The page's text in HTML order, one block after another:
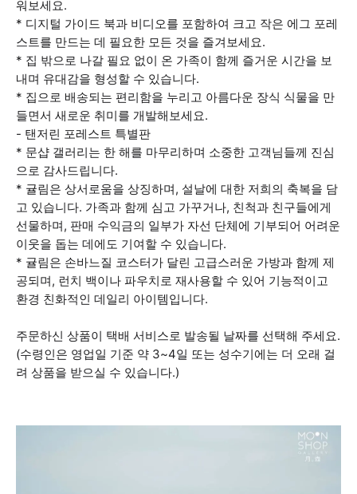
워보세요.
* 디지털 가이드 북과 비디오를 포함하여 크고 작은 에그 포레
스트를 만드는 데 필요한 모든 것을 즐겨보세요.
* 집 밖으로 나갈 필요 없이 온 가족이 함께 즐거운 시간을 보
내며 유대감을 형성할 수 있습니다.
* 집으로 배송되는 편리함을 누리고 아름다운 장식 식물을 만
들면서 새로운 취미를 개발해보세요.
- 탠저린 포레스트 특별판
* 문샵 갤러리는 한 해를 마무리하며 소중한 고객님들께 진심
으로 감사드립니다.
* 귤림은 상서로움을 상징하며, 설날에 대한 저희의 축복을 담
고 있습니다. 가족과 함께 심고 가꾸거나, 친척과 친구들에게
선물하며, 판매 수익금의 일부가 자선 단체에 기부되어 어려운
이웃을 돕는 데에도 기여할 수 있습니다.
* 귤림은 손바느질 코스터가 달린 고급스러운 가방과 함께 제
공되며, 런치 백이나 파우치로 재사용할 수 있어 기능적이고
환경 친화적인 데일리 아이템입니다.
주문하신 상품이 택배 서비스로 발송될 날짜를 선택해 주세요.
(수령인은 영업일 기준 약 3~4일 또는 성수기에는 더 오래 걸
려 상품을 받으실 수 있습니다.)